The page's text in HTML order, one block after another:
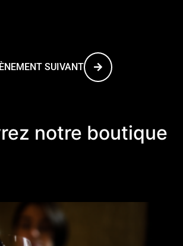
SUIVANT
notre boutique